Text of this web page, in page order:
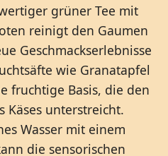
grüner Tee mit
reinigt den Gaumen
Geschmackserlebnisse
wie Granatapfel
fruchtige Basis, die den
Käses unterstreicht.
Wasser mit einem
die sensorischen